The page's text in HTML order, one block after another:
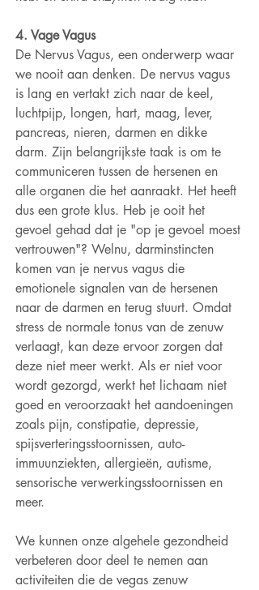
4. Vage Vagus
De Nervus Vagus, een onderwerp waar
we nooit aan denken. De nervus vagus
is lang en vertakt zich naar de keel,
luchtpijp, longen, hart, maag, lever,
pancreas, nieren, darmen en dikke
darm. Zijn belangrijkste taak is om te
communiceren tussen de hersenen en
alle organen die het aanraakt. Het heeft
dus een grote klus. Heb je ooit het
gevoel gehad dat je "op je gevoel moest
vertrouwen"? Welnu, darminstincten
komen van je nervus vagus die
emotionele signalen van de hersenen
naar de darmen en terug stuurt. Omdat
stress de normale tonus van de zenuw
verlaagt, kan deze ervoor zorgen dat
deze niet meer werkt. Als er niet voor
wordt gezorgd, werkt het lichaam niet
goed en veroorzaakt het aandoeningen
zoals pijn, constipatie, depressie,
spijsverteringsstoornissen, auto-
immuunziekten, allergieën, autisme,
sensorische verwerkingsstoornissen en
meer.
We kunnen onze algehele gezondheid
verbeteren door deel te nemen aan
activiteiten die de vegas zenuw